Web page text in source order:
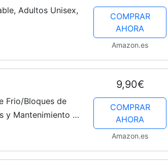
Adultos Unisex,
COMPRAR
AHORA
Amazon.es
Frio/Bloques de
y Mantenimiento o
9,90€
COMPRAR
AHORA
Amazon.es